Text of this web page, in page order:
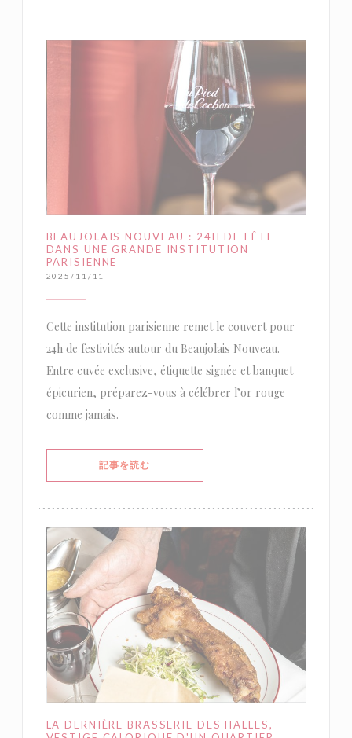
BEAUJOLAIS NOUVEAU : 24H DE FÊTE
DANS UNE GRANDE INSTITUTION
PARISIENNE
2025/11/11
Cette institution parisienne remet le couvert pour
24h de festivités autour du Beaujolais Nouveau.
Entre cuvée exclusive, étiquette signée et banquet
épicurien, préparez-vous à célébrer l’or rouge
comme jamais.
記事を読む
LA DERNIÈRE BRASSERIE DES HALLES,